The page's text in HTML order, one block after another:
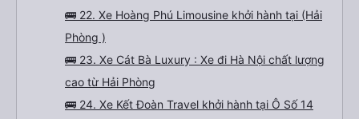
🚌 22. Xe Hoàng Phú Limousine khởi hành tại (Hải
Phòng )
🚌 23. Xe Cát Bà Luxury : Xe đi Hà Nội chất lượng
cao từ Hải Phòng
🚌 24. Xe Kết Đoàn Travel khởi hành tại Ô Số 14